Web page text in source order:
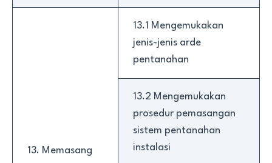
13. Memasang
13.1 Mengemukakan
jenis-jenis arde
pentanahan
13.2 Mengemukakan
prosedur pemasangan
sistem pentanahan
instalasi